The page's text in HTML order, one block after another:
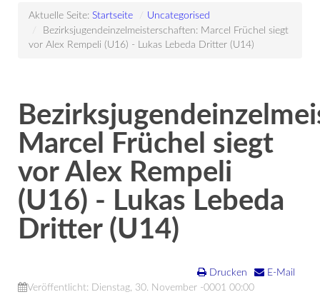
Aktuelle Seite: Startseite /
Uncategorised
/
Bezirksjugendeinzelmeisterschaften: Marcel Früchel siegt
vor Alex Rempeli (U16) - Lukas Lebeda Dritter (U14)
Marcel Früchel siegt
vor Alex Rempeli
(U16) - Lukas Lebeda
Dritter (U14)
Drucken
E-Mail
Veröffentlicht: Dienstag, 30. November -0001 00:00